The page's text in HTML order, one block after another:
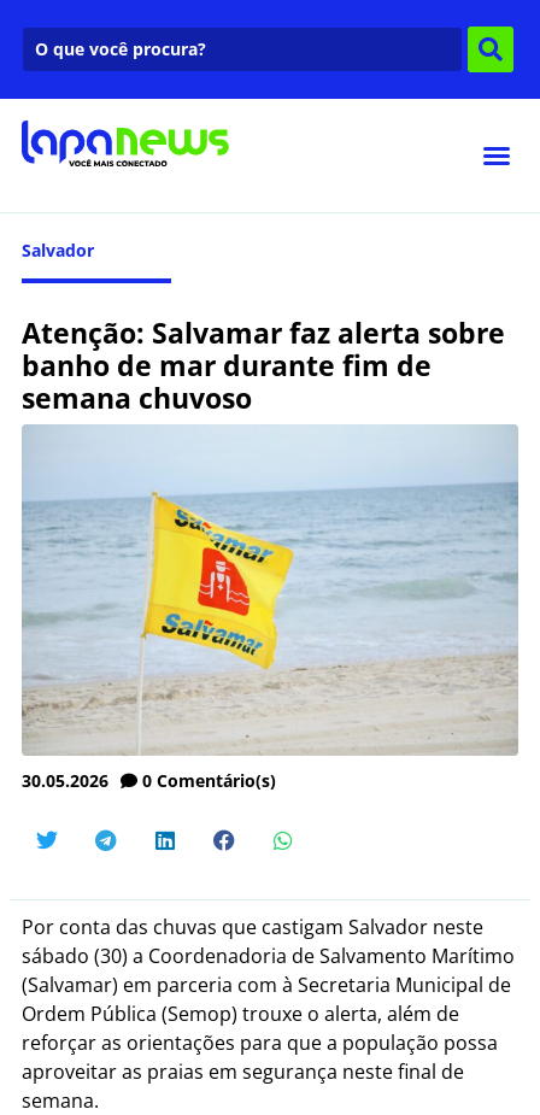
Salvador
Atenção: Salvamar faz alerta sobre
banho de mar durante fim de
semana chuvoso
30.05.2026 0 Comentário(s)
Por conta das chuvas que castigam Salvador neste
sábado (30) a Coordenadoria de Salvamento Marítimo
(Salvamar) em parceria com à Secretaria Municipal de
Ordem Pública (Semop) trouxe o alerta, além de
reforçar as orientações para que a população possa
aproveitar as praias em segurança neste final de
semana.